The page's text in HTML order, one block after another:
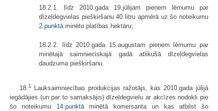
18.2.1. līdz 2010.gada 19.jūlijam pieņem lēmumu par
dīzeļdegvielas piešķiršanu 40 litru apmērā uz šo noteikumu
2.punktā minēto platības hektāru;
18.2.2. līdz 2010.gada 15.augustam pieņem lēmumu par
minētajā saimnieciskajā gadā atlikušā dīzeļdegvielas
daudzuma piešķiršanu.
18.1
Lauksaimniecības produkcijas ražotājs, kas 2010.gada jūlijā
iegādājies (un par to samaksājis) dīzeļdegvielu ar akcīzes nodokli pie
šo noteikumu 14.punktāminētā komersanta un kas atbilst šo